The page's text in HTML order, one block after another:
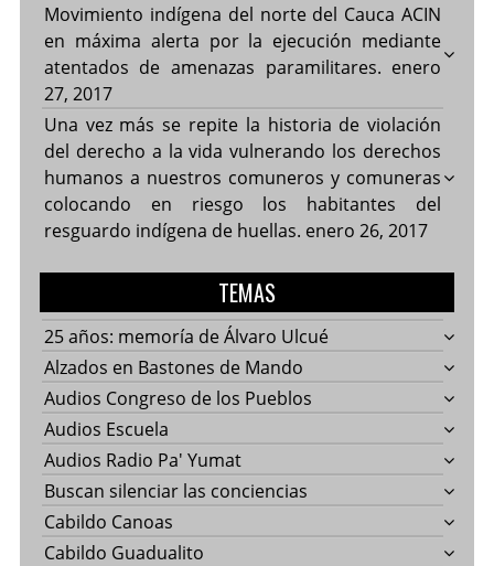
Movimiento indígena del norte del Cauca ACIN
en máxima alerta por la ejecución mediante
atentados de amenazas paramilitares. enero
27, 2017
Una vez más se repite la historia de violación
del derecho a la vida vulnerando los derechos
humanos a nuestros comuneros y comuneras
colocando en riesgo los habitantes del
resguardo indígena de huellas. enero 26, 2017
TEMAS
25 años: memoría de Álvaro Ulcué
Alzados en Bastones de Mando
Audios Congreso de los Pueblos
Audios Escuela
Audios Radio Pa' Yumat
Buscan silenciar las conciencias
Cabildo Canoas
Cabildo Guadualito